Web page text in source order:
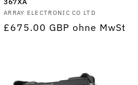
Anbieter:
ARRAY ELECTRONIC CO LTD
Normaler
£675.00 GBP ohne MwSt